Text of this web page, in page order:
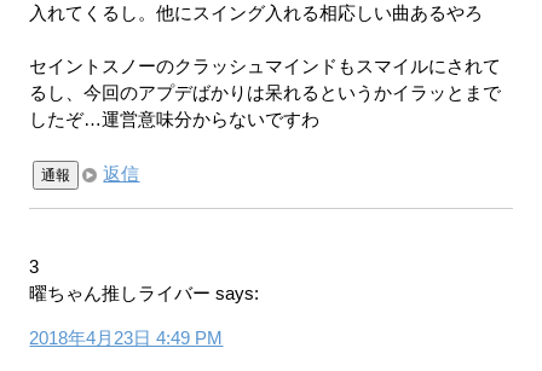
入れてくるし。他にスイング入れる相応しい曲あるやろ
セイントスノーのクラッシュマインドもスマイルにされて
るし、今回のアプデばかりは呆れるというかイラッとまで
したぞ…運営意味分からないですわ
通報 返信
3
曜ちゃん推しライバー says:
2018年4月23日 4:49 PM